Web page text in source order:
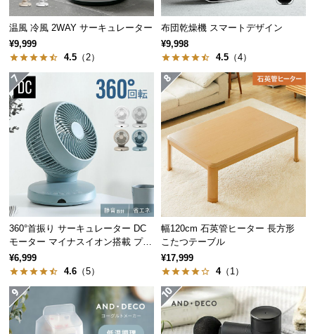
ー
ビ
ス
に
つ
い
搬
入
路
に
い
て
返
品・
温風 冷風 2WAY サーキュレーター
¥9,999
4.5 （2）
布団乾燥機 スマートデザイン
¥9,998
4.5 （4）
360°首振り サーキュレーター DC
モーター マイナスイオン搭載 プレ
ミアムタイプ
¥6,999
4.6 （5）
幅120cm 石英管ヒーター 長方形
こたつテーブル
¥17,999
4（1）